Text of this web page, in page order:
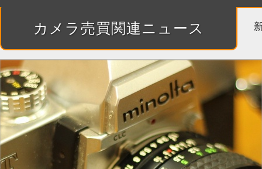
カメラ売買関連ニュース